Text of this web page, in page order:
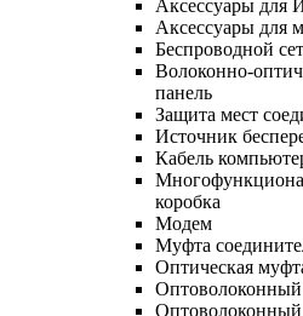
Аксессуары для
Аксессуары для
Беспроводной
Волоконно-
панель
Защита мест
Источник
Кабель
коробка
Модем
Муфта
Оптическая
Оптоволоконный